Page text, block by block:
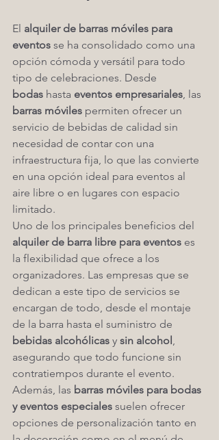
El alquiler de barras móviles para
eventos se ha consolidado como una
opción cómoda y versátil para todo
tipo de celebraciones. Desde
bodas hasta eventos empresariales, las
barras móviles permiten ofrecer un
servicio de bebidas de calidad sin
necesidad de contar con una
infraestructura fija, lo que las convierte
en una opción ideal para eventos al
aire libre o en lugares con espacio
limitado.
Uno de los principales beneficios del
alquiler de barra libre para eventos es
la flexibilidad que ofrece a los
organizadores. Las empresas que se
dedican a este tipo de servicios se
encargan de todo, desde el montaje
de la barra hasta el suministro de
bebidas alcohólicas y sin alcohol,
asegurando que todo funcione sin
contratiempos durante el evento.
Además, las barras móviles para bodas
y eventos especiales suelen ofrecer
opciones de personalización tanto en